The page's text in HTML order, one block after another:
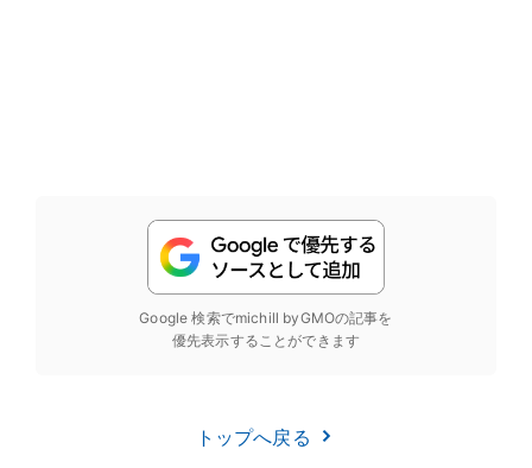
Google 検索でmichill byGMOの記事を
優先表示することができます
トップへ戻る